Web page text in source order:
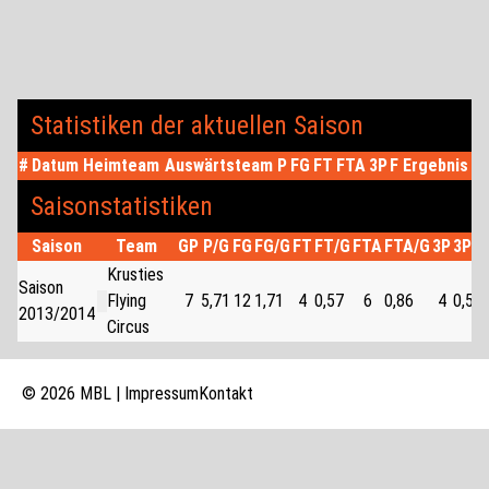
Statistiken der aktuellen Saison
# Datum Heimteam Auswärtsteam P FG FT FTA 3PF Ergebnis
Saisonstatistiken
Saison Team GP P/G FG FG/G FT FT/G FTA FTA/G 3P3P/G
Saison
2013/2014
Krusties
Flying
Circus
7 5,71 12 1,71 4 0,57 6 0,86 4 0,57
© 2026 MBL | ImpressumKontakt